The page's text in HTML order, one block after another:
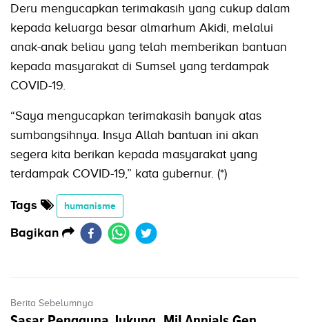
Deru mengucapkan terimakasih yang cukup dalam
kepada keluarga besar almarhum Akidi, melalui
anak-anak beliau yang telah memberikan bantuan
kepada masyarakat di Sumsel yang terdampak
COVID-19.
“Saya mengucapkan terimakasih banyak atas
sumbangsihnya. Insya Allah bantuan ini akan
segera kita berikan kepada masyarakat yang
terdampak COVID-19,” kata gubernur. (*)
Tags humanisme
Bagikan
Berita Sebelumnya